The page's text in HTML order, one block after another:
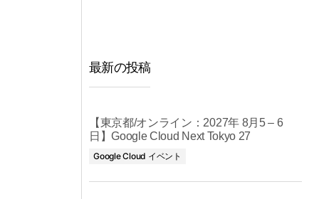
最新の投稿
【東京都/オンライン：2027年 8月5 – 6
日】Google Cloud Next Tokyo 27
Google Cloud イベント